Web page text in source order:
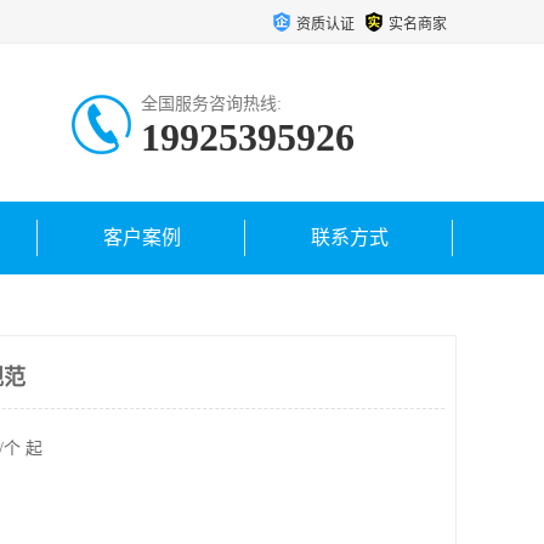
资质认证 实名商家
全国服务咨询热线:
19925395926
客户案例 联系方式
起